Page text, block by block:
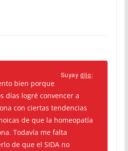
Suyaydijo:
bien porque
días logré convencer a
con ciertas tendencias
de que la homeopatía
Todavía me falta
de que el SIDA no